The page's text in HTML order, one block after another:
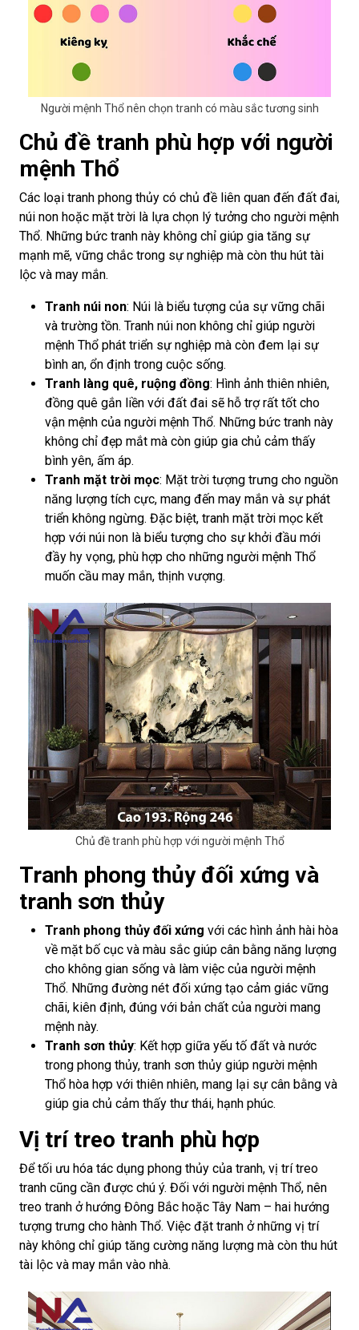
Người mệnh Thổ nên chọn tranh có màu sắc tương sinh
Chủ đề tranh phù hợp với người
mệnh Thổ
Các loại tranh phong thủy có chủ đề liên quan đến đất đai,
núi non hoặc mặt trời là lựa chọn lý tưởng cho người mệnh
Thổ. Những bức tranh này không chỉ giúp gia tăng sự
mạnh mẽ, vững chắc trong sự nghiệp mà còn thu hút tài
lộc và may mắn.
Tranh núi non: Núi là biểu tượng của sự vững chãi
và trường tồn. Tranh núi non không chỉ giúp người
mệnh Thổ phát triển sự nghiệp mà còn đem lại sự
bình an, ổn định trong cuộc sống.
Tranh làng quê, ruộng đồng: Hình ảnh thiên nhiên,
đồng quê gắn liền với đất đai sẽ hỗ trợ rất tốt cho
vận mệnh của người mệnh Thổ. Những bức tranh này
không chỉ đẹp mắt mà còn giúp gia chủ cảm thấy
bình yên, ấm áp.
Tranh mặt trời mọc: Mặt trời tượng trưng cho nguồn
năng lượng tích cực, mang đến may mắn và sự phát
triển không ngừng. Đặc biệt, tranh mặt trời mọc kết
hợp với núi non là biểu tượng cho sự khởi đầu mới
đầy hy vọng, phù hợp cho những người mệnh Thổ
muốn cầu may mắn, thịnh vượng.
Chủ đề tranh phù hợp với người mệnh Thổ
Tranh phong thủy đối xứng và
tranh sơn thủy
Tranh phong thủy đối xứng với các hình ảnh hài hòa
về mặt bố cục và màu sắc giúp cân bằng năng lượng
cho không gian sống và làm việc của người mệnh
Thổ. Những đường nét đối xứng tạo cảm giác vững
chãi, kiên định, đúng với bản chất của người mang
mệnh này.
Tranh sơn thủy: Kết hợp giữa yếu tố đất và nước
trong phong thủy, tranh sơn thủy giúp người mệnh
Thổ hòa hợp với thiên nhiên, mang lại sự cân bằng và
giúp gia chủ cảm thấy thư thái, hạnh phúc.
Vị trí treo tranh phù hợp
Để tối ưu hóa tác dụng phong thủy của tranh, vị trí treo
tranh cũng cần được chú ý. Đối với người mệnh Thổ, nên
treo tranh ở hướng Đông Bắc hoặc Tây Nam – hai hướng
tượng trưng cho hành Thổ. Việc đặt tranh ở những vị trí
này không chỉ giúp tăng cường năng lượng mà còn thu hút
tài lộc và may mắn vào nhà.